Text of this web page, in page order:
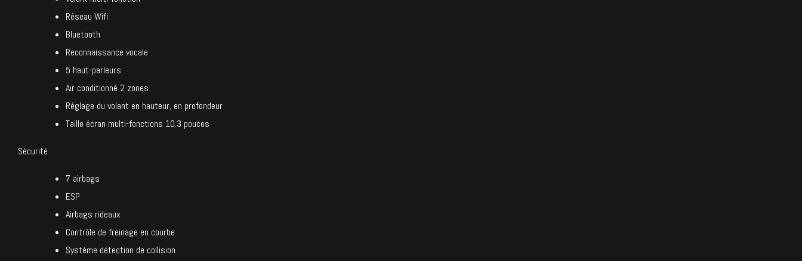
Réseau Wifi
Bluetooth
Reconnaissance vocale
5 haut-parleurs
Air conditionné 2 zones
Réglage du volant en hauteur, en profondeur
Taille écran multi-fonctions 10.3 pouces
Sécurité
7 airbags
ESP
Airbags rideaux
Contrôle de freinage en courbe
Système détection de collision